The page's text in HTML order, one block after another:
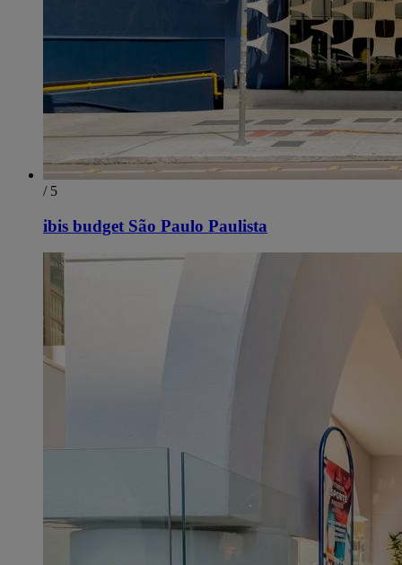
/ 5
ibis budget São Paulo Paulista